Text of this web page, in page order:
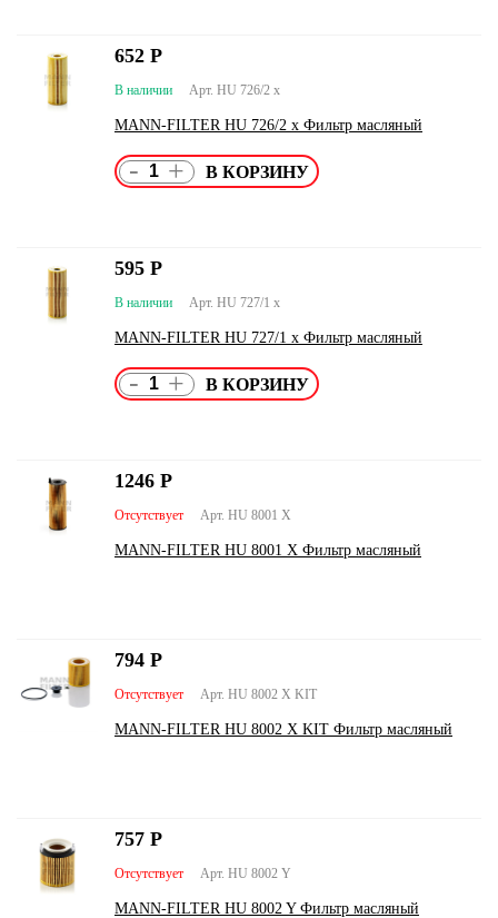
Арт. HU 726/2 x
В наличии
MANN-FILTER HU 726/2 x Фильтр масляный
652 Р
- +
Арт. HU 727/1 x
В наличии
MANN-FILTER HU 727/1 x Фильтр масляный
595 Р
- +
Арт. HU 8001 X
Отсутствует
MANN-FILTER HU 8001 X Фильтр масляный
1246 Р
Арт. HU 8002 X KIT
Отсутствует
MANN-FILTER HU 8002 X KIT Фильтр масляный
794 Р
Арт. HU 8002 Y
Отсутствует
MANN-FILTER HU 8002 Y Фильтр масляный
757 Р